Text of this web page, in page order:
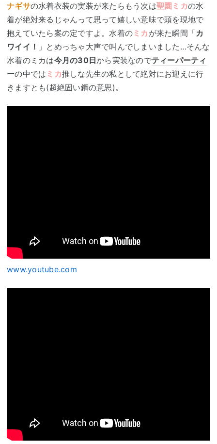
ナギサの水着衣装の実装が来たらもう次は聖園ミカの水
着が絶対来るじゃんって思って嬉しい意味で頭を現地で
抱えていたら案の定ですよ。水着の ミカ が来た瞬間「カ
ワイイ！ 」とめっちゃ大声で叫んでしまいました…そんな
水着のミカは今月の30日から実装なのでティーパーティ
ーの中では ミカ推しな先生の私として絶対にお迎えに行
きますとも(超絶固い鋼の意思)。
www.youtube.com